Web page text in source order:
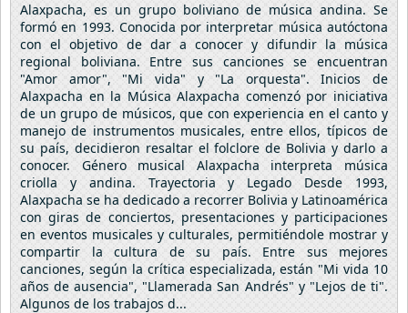
Alaxpacha, es un grupo boliviano de música andina. Se
formó en 1993. Conocida por interpretar música autóctona
con el objetivo de dar a conocer y difundir la música
regional boliviana. Entre sus canciones se encuentran
"Amor amor", "Mi vida" y "La orquesta". Inicios de
Alaxpacha en la Música Alaxpacha comenzó por iniciativa
de un grupo de músicos, que con experiencia en el canto y
manejo de instrumentos musicales, entre ellos, típicos de
su país, decidieron resaltar el folclore de Bolivia y darlo a
conocer. Género musical Alaxpacha interpreta música
criolla y andina. Trayectoria y Legado Desde 1993,
Alaxpacha se ha dedicado a recorrer Bolivia y Latinoamérica
con giras de conciertos, presentaciones y participaciones
en eventos musicales y culturales, permitiéndole mostrar y
compartir la cultura de su país. Entre sus mejores
canciones, según la crítica especializada, están "Mi vida 10
años de ausencia", "Llamerada San Andrés" y "Lejos de ti".
Algunos de los trabajos d...